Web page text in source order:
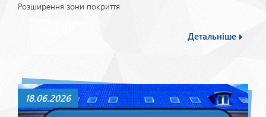
Розширення зони покриття
Детальніше
18.06.2026